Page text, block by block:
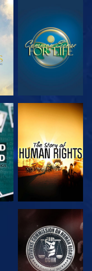
СМОТРЕТЬ
СМОТРЕТЬ
СМОТРЕТЬ